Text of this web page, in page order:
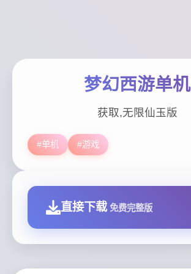
梦幻西游单机
获取,无限仙玉版
#单机 #游戏
直接下载 免费完整版